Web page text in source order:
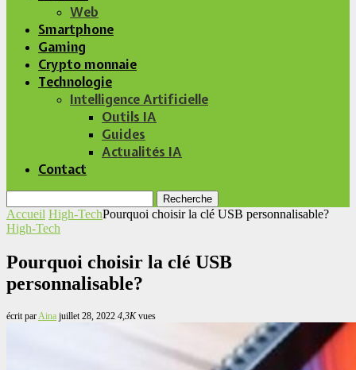
Web
Smartphone
Gaming
Crypto monnaie
Technologie
Intelligence Artificielle
Outils IA
Guides
Actualités IA
Contact
Recherche
Accueil High-TechPourquoi choisir la clé USB personnalisable?
High-Tech
Pourquoi choisir la clé USB
personnalisable?
écrit parAina juillet 28, 2022 4,3Kvues